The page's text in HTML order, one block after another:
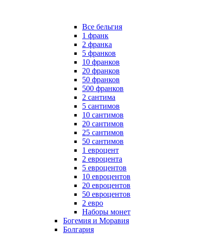
Все бельгия
1 франк
2 франка
5 франков
10 франков
20 франков
50 франков
500 франков
2 сантима
5 сантимов
10 сантимов
20 сантимов
25 сантимов
50 сантимов
1 евроцент
2 евроцента
5 евроцентов
10 евроцентов
20 евроцентов
50 евроцентов
2 евро
Наборы монет
Богемия и Моравия
Болгария